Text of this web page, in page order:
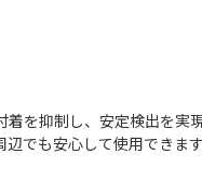
を抑制し、安定検出を実現
でも安心して使用できます